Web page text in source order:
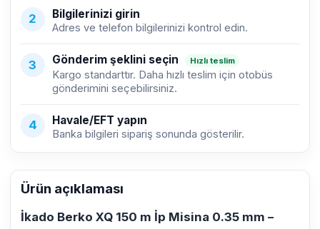
2 Bilgilerinizi girin
Adres ve telefon bilgilerinizi kontrol edin.
3 Gönderim şeklini seçin Hızlı teslim
Kargo standarttır. Daha hızlı teslim için otobüs
gönderimini seçebilirsiniz.
4 Havale/EFT yapın
Banka bilgileri sipariş sonunda gösterilir.
Ürün açıklaması
İkado Berko XQ 150 m İp Misina 0.35 mm –